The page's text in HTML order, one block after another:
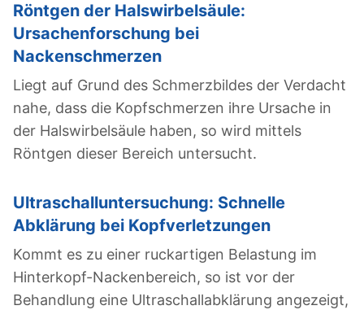
Röntgen der Halswirbelsäule:
Ursachenforschung bei
Nackenschmerzen
Liegt auf Grund des Schmerzbildes der Verdacht
nahe, dass die Kopfschmerzen ihre Ursache in
der Halswirbelsäule haben, so wird mittels
Röntgen dieser Bereich untersucht.
Ultraschalluntersuchung: Schnelle
Abklärung bei Kopfverletzungen
Kommt es zu einer ruckartigen Belastung im
Hinterkopf-Nackenbereich, so ist vor der
Behandlung eine Ultraschallabklärung angezeigt,